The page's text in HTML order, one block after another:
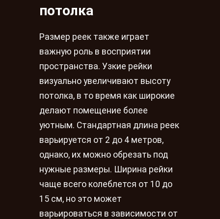
потолка
Размер реек также играет
важную роль в восприятии
пространства. Узкие рейки
визуально увеличивают высоту
потолка, в то время как широкие
делают помещение более
уютным. Стандартная длина реек
варьируется от 2 до 4 метров,
однако, их можно обрезать под
нужные размеры. Ширина рейки
чаще всего колеблется от 10 до
15 см, но это может
варьироваться в зависимости от